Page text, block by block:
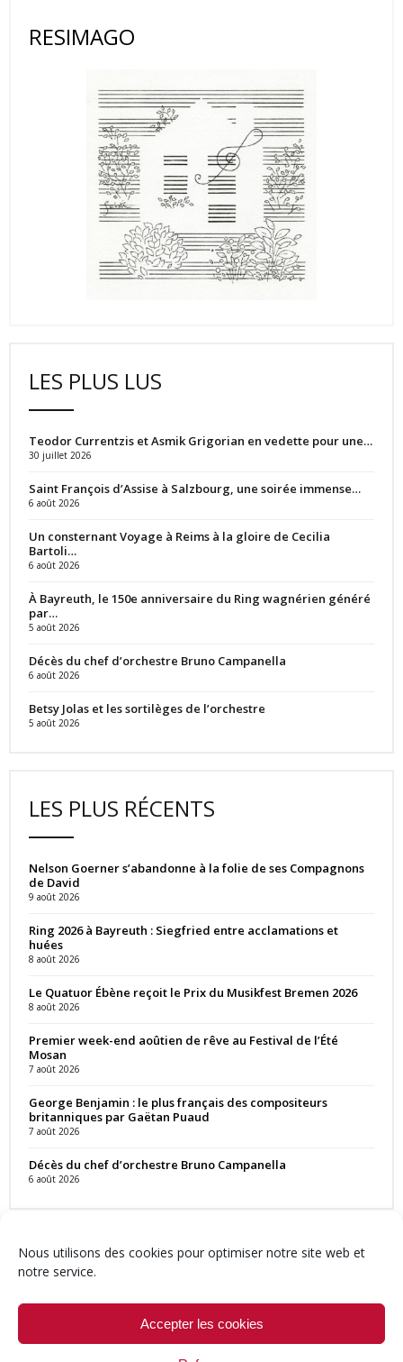
Nous utilisons des cookies pour optimiser notre site web et
notre service.
Accepter les cookies
RESIMAGO
LES PLUS LUS
Teodor Currentzis et Asmik Grigorian en vedette pour une…
30 juillet 2026
Saint François d’Assise à Salzbourg, une soirée immense…
6 août 2026
Un consternant Voyage à Reims à la gloire de Cecilia
Bartoli…
6 août 2026
À Bayreuth, le 150e anniversaire du Ring wagnérien généré
par…
5 août 2026
Décès du chef d’orchestre Bruno Campanella
6 août 2026
Betsy Jolas et les sortilèges de l’orchestre
5 août 2026
LES PLUS RÉCENTS
Nelson Goerner s’abandonne à la folie de ses Compagnons
de David
9 août 2026
Ring 2026 à Bayreuth : Siegfried entre acclamations et
huées
8 août 2026
Le Quatuor Ébène reçoit le Prix du Musikfest Bremen 2026
8 août 2026
Premier week-end aoûtien de rêve au Festival de l’Été
Mosan
7 août 2026
George Benjamin : le plus français des compositeurs
britanniques par Gaëtan Puaud
7 août 2026
Décès du chef d’orchestre Bruno Campanella
6 août 2026